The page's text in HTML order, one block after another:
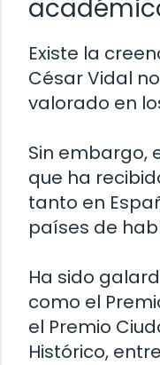
Existe la
César Vidal
valorado en
Sin embargo,
que ha
tanto en
países de
Ha sido
como el
el Premio
Histórico,